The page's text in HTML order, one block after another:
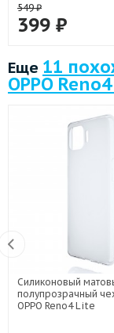
549₽
399 ₽
Еще 11
OPPO
Силиконовый
полупрозрачный
OPPO Reno4 Lite